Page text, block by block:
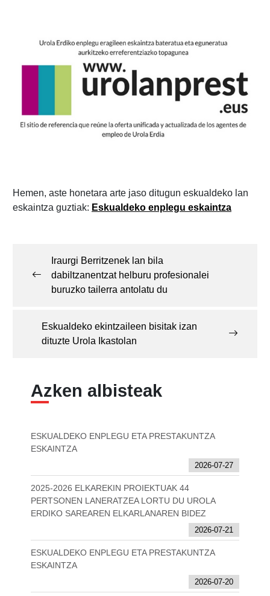
Hemen, aste honetara arte jaso ditugun eskualdeko lan
eskaintza guztiak: Eskualdeko enplegu eskaintza
Iraurgi Berritzenek lan bila
dabiltzanentzat helburu profesionalei
buruzko tailerra antolatu du
Eskualdeko ekintzaileen bisitak izan
dituzte Urola Ikastolan
Azken albisteak
ESKUALDEKO ENPLEGU ETA PRESTAKUNTZA
ESKAINTZA
2026-07-27
2025-2026 ELKAREKIN PROIEKTUAK 44
PERTSONEN LANERATZEA LORTU DU UROLA
ERDIKO SAREAREN ELKARLANAREN BIDEZ
2026-07-21
ESKUALDEKO ENPLEGU ETA PRESTAKUNTZA
ESKAINTZA
2026-07-20